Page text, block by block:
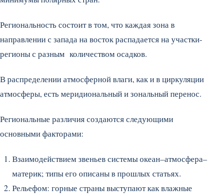
Региональность состоит в том, что каждая зона в
направлении с запада на восток распадается на участки-
регионы с разным количеством осадков.
В распределении атмосферной влаги, как и в циркуляции
атмосферы, есть меридиональный и зональный перенос.
Региональные различия создаются следующими
основными факторами:
Взаимодействием звеньев системы океан–атмосфера–
материк; типы его описаны в прошлых статьях.
Рельефом: горные страны выступают как влажные